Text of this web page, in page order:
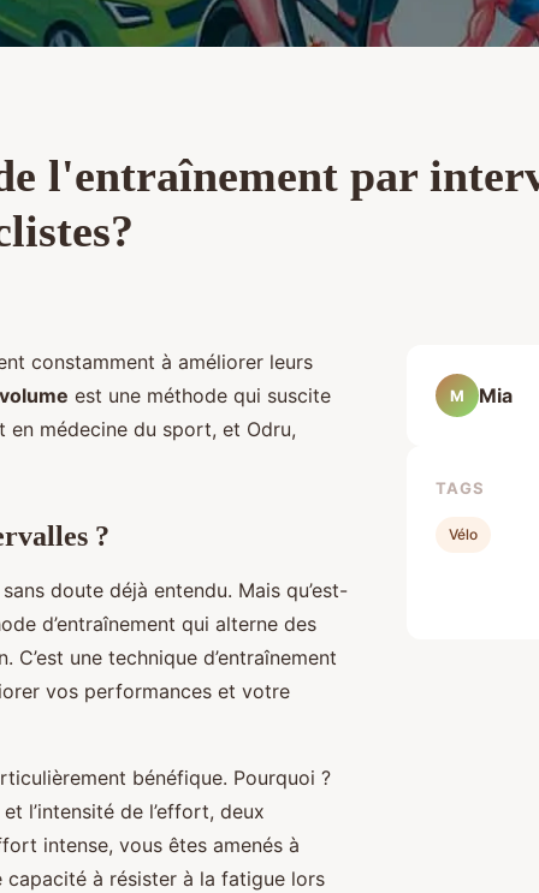
l'entraînement par
constamment à améliorer leurs
est une méthode qui suscite
en médecine du sport, et Odru,
?
doute déjà entendu. Mais qu’est-
d’entraînement qui alterne des
une technique d’entraînement
vos performances et votre
bénéfique. Pourquoi ?
l’intensité de l’effort, deux
intense, vous êtes amenés à
à résister à la fatigue lors
M Mia
TAGS
Vélo